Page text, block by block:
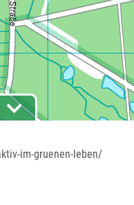
im-gruenen-leben/